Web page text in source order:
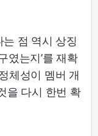
점 역시 상징
였는지’를 재확
체성이 멤버 개
을 다시 한번 확